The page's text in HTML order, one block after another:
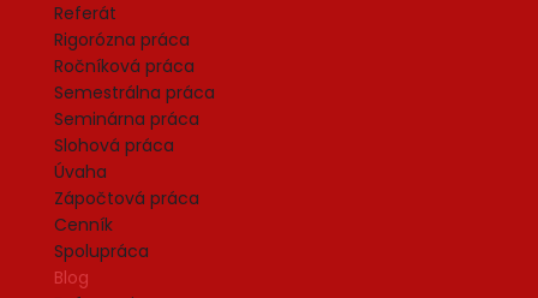
Referát
Rigorózna práca
Ročníková práca
Semestrálna práca
Seminárna práca
Slohová práca
Úvaha
Zápočtová práca
Cenník
Spolupráca
Blog